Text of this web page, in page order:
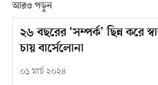
আরও পড়ুন
২৬ বছরের ‘সম্পর্ক’ ছিন্ন করে
চায় বার্সেলোনা
০১ মার্চ ২০২৪